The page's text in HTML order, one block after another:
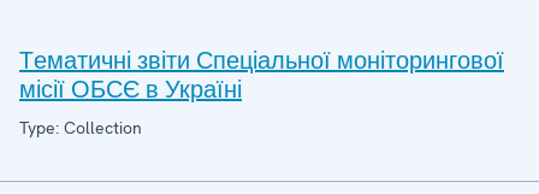
Tематичні звіти Спеціальної моніторингової
місії ОБСЄ в Україні
Type: Collection